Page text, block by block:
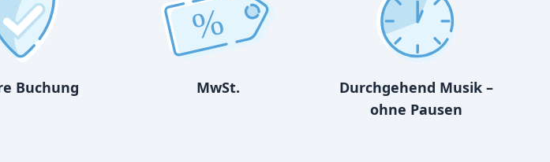
Buchung
%
MwSt.
Durchgehend Musik –
ohne Pausen